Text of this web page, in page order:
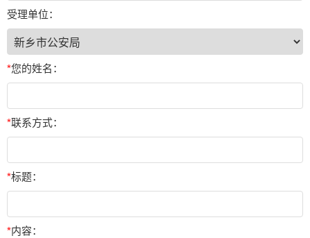
受理单位：
*您的姓名：
*联系方式：
*标题：
*内容：